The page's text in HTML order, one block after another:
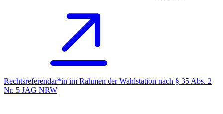
Rechtsreferendar*in im Rahmen der Wahlstation nach § 35 Abs. 2
Nr. 5 JAG NRW